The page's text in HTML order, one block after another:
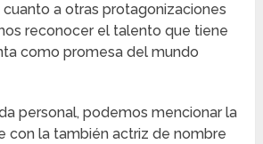
cuanto a otras protagonizaciones
reconocer el talento que tiene
como promesa del mundo
personal, podemos mencionar la
con la también actriz de nombre